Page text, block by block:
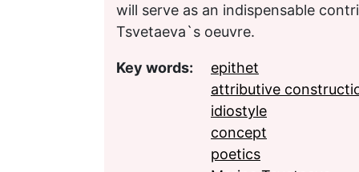
will serve as an indispensable
Tsvetaeva`s oeuvre.
Key words:
epithet
attributive
idiostyle
concept
poetics